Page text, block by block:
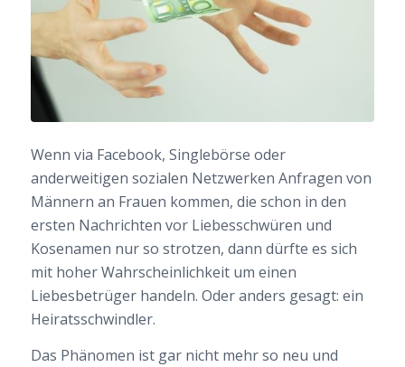
Wenn via Facebook, Singlebörse oder
anderweitigen sozialen Netzwerken Anfragen von
Männern an Frauen kommen, die schon in den
ersten Nachrichten vor Liebesschwüren und
Kosenamen nur so strotzen, dann dürfte es sich
mit hoher Wahrscheinlichkeit um einen
Liebesbetrüger handeln. Oder anders gesagt: ein
Heiratsschwindler.
Das Phänomen ist gar nicht mehr so neu und